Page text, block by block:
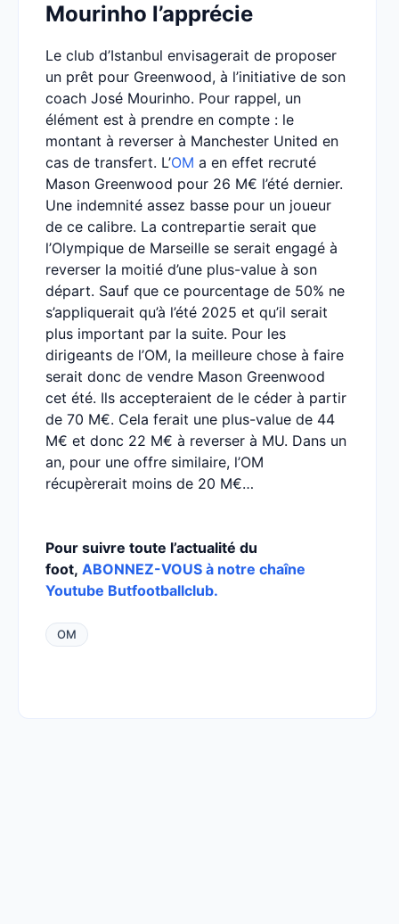
Mourinho l’apprécie
Le club d’Istanbul envisagerait de proposer
un prêt pour Greenwood, à l’initiative de son
coach José Mourinho. Pour rappel, un
élément est à prendre en compte : le
montant à reverser à Manchester United en
cas de transfert. L’OM a en effet recruté
Mason Greenwood pour 26 M€ l’été dernier.
Une indemnité assez basse pour un joueur
de ce calibre. La contrepartie serait que
l’Olympique de Marseille se serait engagé à
reverser la moitié d’une plus-value à son
départ. Sauf que ce pourcentage de 50% ne
s’appliquerait qu’à l’été 2025 et qu’il serait
plus important par la suite. Pour les
dirigeants de l’OM, la meilleure chose à faire
serait donc de vendre Mason Greenwood
cet été. Ils accepteraient de le céder à partir
de 70 M€. Cela ferait une plus-value de 44
M€ et donc 22 M€ à reverser à MU. Dans un
an, pour une offre similaire, l’OM
récupèrerait moins de 20 M€…
Pour suivre toute l’actualité du
foot, ABONNEZ-VOUS à notre chaîne
Youtube Butfootballclub.
OM